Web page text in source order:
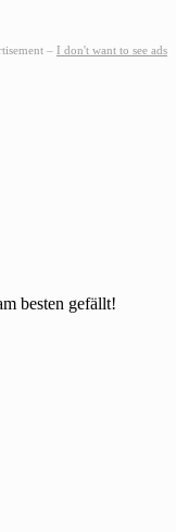
– I don't want to see ads
besten gefällt!